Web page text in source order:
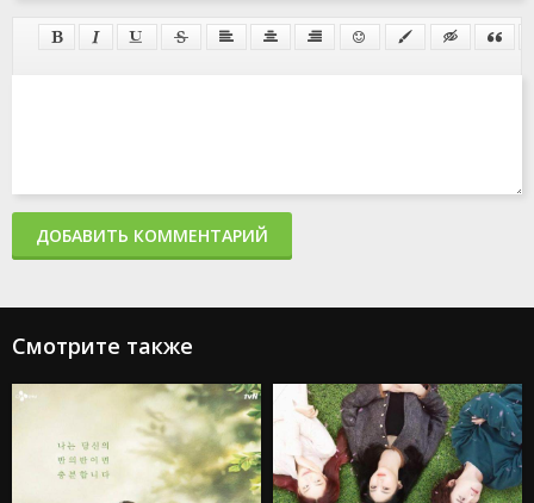
ДОБАВИТЬ КОММЕНТАРИЙ
Смотрите также